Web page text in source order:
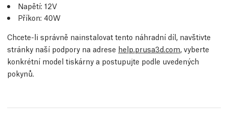
Napětí: 12V
Příkon: 40W
Chcete-li správně nainstalovat tento náhradní díl, navštivte
stránky naší podpory na adrese help.prusa3d.com, vyberte
konkrétní model tiskárny a postupujte podle uvedených
pokynů.